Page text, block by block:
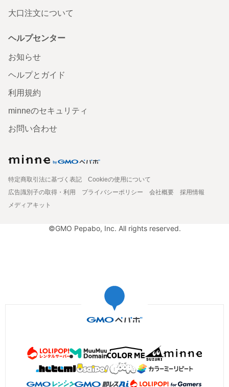
大口注文について
ヘルプセンター
お知らせ
ヘルプとガイド
利用規約
minneのセキュリティ
お問い合わせ
特定商取引法に基づく表記
Cookieの使用について
広告識別子の取得・利用
プライバシーポリシー 会社概要
採用情報
メディアキット
©GMO Pepabo, Inc. All rights reserved.